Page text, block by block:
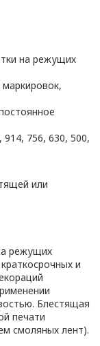
на режущих
756, 630, 500,
или
режущих
и
Блестящая
печати
смоляных лент).